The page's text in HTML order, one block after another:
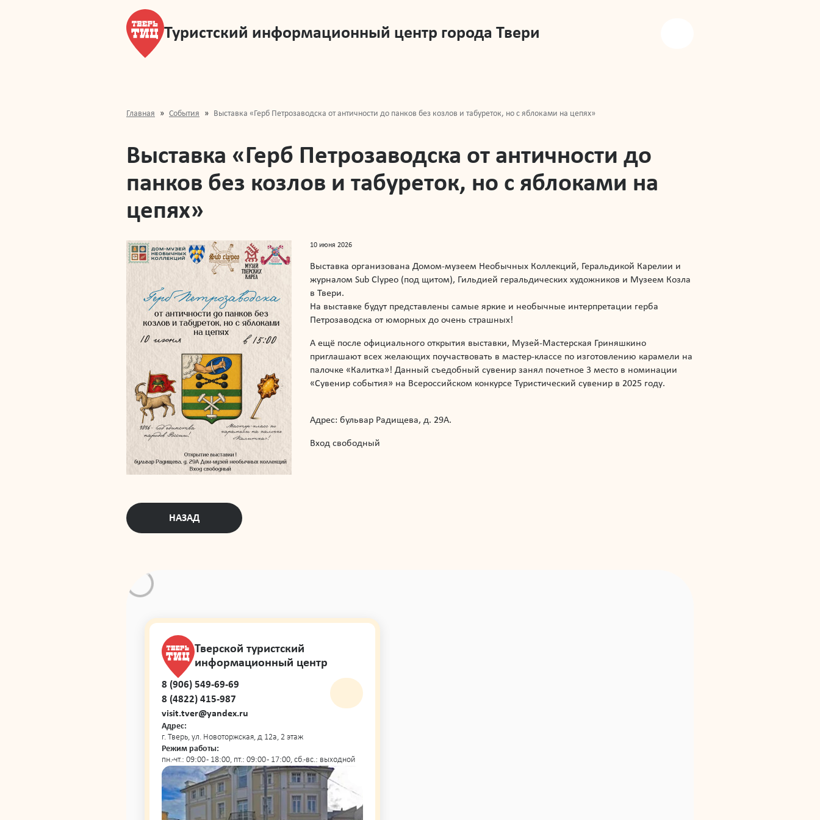
Туристский информационный центр города Твери
Главная События Выставка «Герб Петрозаводска от античности до панков без козлов и табуреток, но с яблоками на цепях»
Выставка «Герб Петрозаводска от античности до
панков без козлов и табуреток, но с яблоками на
цепях»
10 июня 2026
Выставка организована Домом-музеем Необычных Коллекций, Геральдикой Карелии и
журналом Sub Clypeo (под щитом), Гильдией геральдических художников и Музеем Козла
в Твери.
На выставке будут представлены самые яркие и необычные интерпретации герба
Петрозаводска от юморных до очень страшных!
А ещё после официального открытия выставки, Музей-Мастерская Гриняшкино
приглашают всех желающих поучаствовать в мастер-классе по изготовлению карамели на
палочке «Калитка»! Данный съедобный сувенир занял почетное 3 место в номинации
«Сувенир события» на Всероссийском конкурсе Туристический сувенир в 2025 году.
Адрес: бульвар Радищева, д. 29А.
Вход свободный
НАЗАД
Тверской туристский
информационный центр
8 (906) 549-69-69
8 (4822) 415-987
visit.tver@yandex.ru
Адрес:
г. Тверь, ул. Новоторжская, д 12а, 2 этаж
Режим работы:
пн.-чт.: 09:00 - 18:00, пт.: 09:00 - 17:00, сб.-вс.: выходной